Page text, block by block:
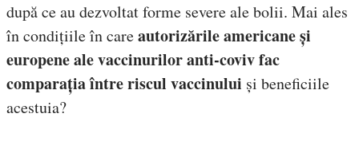
după ce au dezvoltat forme severe ale bolii. Mai ales
în condițiile în careautorizările americane și
europene ale vaccinurilor anti-coviv fac
comparația între riscul vaccinului și beneficiile
acestuia?